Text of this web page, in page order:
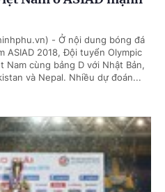
- Ở nội dung bóng đá
ASIAD 2018, Đội tuyển Olympic
Nam cùng bảng D với Nhật Bản,
và Nepal. Nhiều dự đoán...